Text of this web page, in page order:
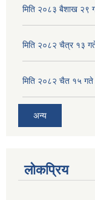
मिति २०८३ बैशाख २९
मिति २०८२ चैत्र १३
मिति २०८२ चैत १५ गते
अन्य
लोकप्रिय